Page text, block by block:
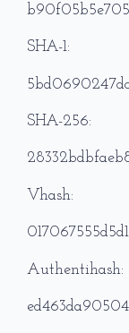
SHA-1:
SHA-256:
Vhash:
Authentihash: